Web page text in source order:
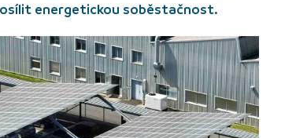
energetickou soběstačnost.